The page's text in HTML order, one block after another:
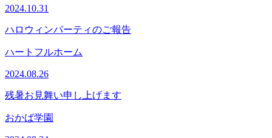
2024.10.31
ハロウィンパーティのご報告
ハートフルホーム
2024.08.26
残暑お見舞い申し上げます
おかば学園